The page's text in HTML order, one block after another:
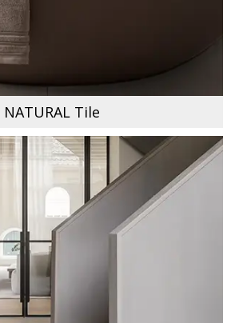
NATURAL Tile